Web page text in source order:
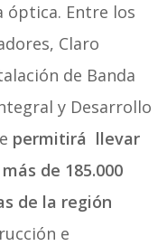
óptica. Entre los
Claro
de Banda
y Desarrollo
permitirá llevar
de 185.000
de la región
e